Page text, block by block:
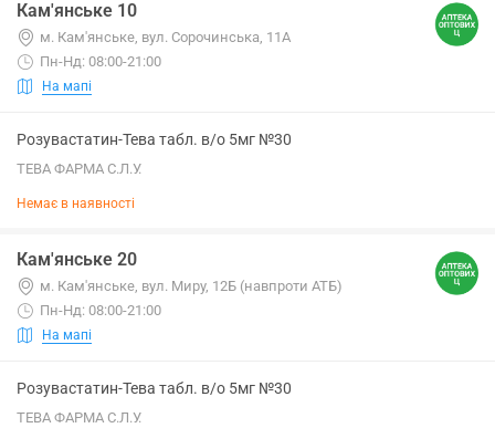
Кам'янське 10
м. Кам'янське, вул. Сорочинська, 11А
Пн-Нд: 08:00-21:00
На мапі
Розувастатин-Тева табл. в/о 5мг №30
ТЕВА ФАРМА С.Л.У.
Немає в наявності
Кам'янське 20
м. Кам'янське, вул. Миру, 12Б (навпроти АТБ)
Пн-Нд: 08:00-21:00
На мапі
Розувастатин-Тева табл. в/о 5мг №30
ТЕВА ФАРМА С.Л.У.